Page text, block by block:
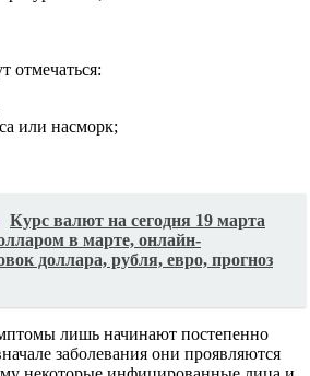
отмечаться:
или насморк;
Курс валют на сегодня 19 марта
в марте, онлайн-
доллара, рубля, евро, прогноз
лишь начинают постепенно
заболевания они проявляются